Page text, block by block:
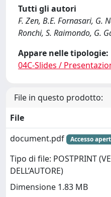
Tutti gli autori
F. Zen, B.E. Fornasari, G.
Ronchi, S. Raimondo, G.
Appare nelle tipologie:
04C-Slides /
File in questo prodotto:
File
document.pdf
Accesso
Tipo di file: POSTPRINT
DELL’AUTORE)
Dimensione 1.83 MB